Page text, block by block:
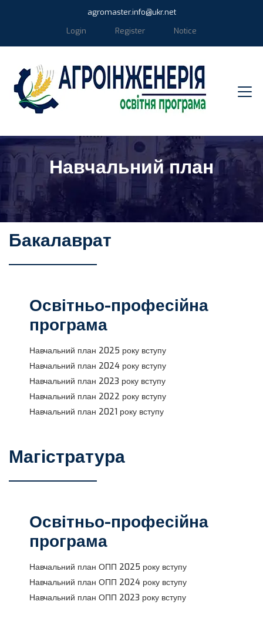
agromaster.info@ukr.net
Login
Register Notice
Навчальний план
Бакалаврат
Освітньо-професійна
програма
Навчальний план 2025 року вступу
Навчальний план 2024 року вступу
Навчальний план 2023 року вступу
Навчальний план 2022 року вступу
Навчальний план 2021 року вступу
Магістратура
Освітньо-професійна
програма
Навчальний план ОПП 2025 року вступу
Навчальний план ОПП 2024 року вступу
Навчальний план ОПП 2023 року вступу